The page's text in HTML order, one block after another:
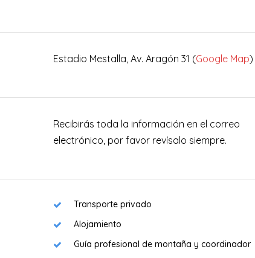
Estadio Mestalla, Av. Aragón 31 (Google Map)
Recibirás toda la información en el correo
electrónico, por favor revísalo siempre.
Transporte privado
Alojamiento
Guía profesional de montaña y coordinador